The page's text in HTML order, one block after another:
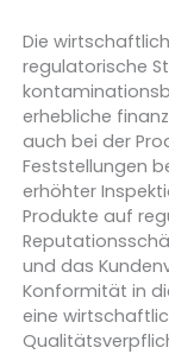
Die
regulatorische
erhebliche
auch bei der
Feststellungen
erhöhter
Produkte auf
und das
Konformität in
eine